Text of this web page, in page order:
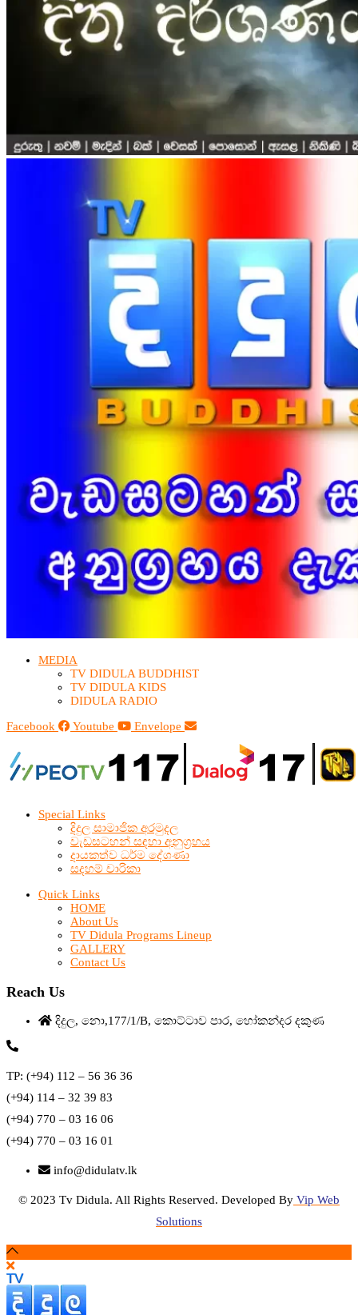
MEDIA
TV DIDULA BUDDHIST​
TV DIDULA KIDS
DIDULA RADIO
Facebook
Youtube Envelope
Special Links
දිදුල සාමාජික අරමුදල
වැඩසටහන් සඳහා අනුග්‍රහය
දායකත්ව ධර්ම දේශණා
සදහම් චාරිකා
Quick Links
HOME
About Us
TV Didula Programs Lineup
GALLERY
Contact Us
Reach Us
දිදුල, නො,177/1/B, කොට්ටාව පාර, හෝකන්දර දකුණ
TP: (+94) 112 – 56 36 36
(+94) 114 – 32 39 83
(+94) 770 – 03 16 06
(+94) 770 – 03 16 01
info@didulatv.lk
© 2023 Tv Didula. All Rights Reserved. Developed By Vip Web
Solutions